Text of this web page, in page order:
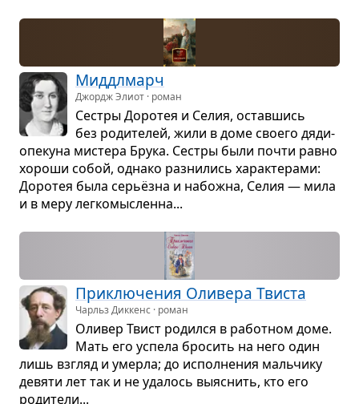
Мид­д­л­марч
Джордж Элиот · роман
Сестры Доро­тея и Селия, остав­шись
без роди­те­лей, жили в доме сво­его дяди-
опе­куна мистера Брука. Сестры были почти равно
хороши собой, однако раз­ни­лись харак­те­рами:
Доро­тея была серьёзна и набожна, Селия — мила
и в меру лег­ко­мыс­ленна...
При­клю­че­ния Оли­вера Тви­ста
Чарльз Диккенс · роман
Оли­вер Твист родился в работ­ном доме.
Мать его успела бро­сить на него один
лишь взгляд и умерла; до испол­не­ния маль­чику
девяти лет так и не уда­лось выяс­нить, кто его
роди­тели...